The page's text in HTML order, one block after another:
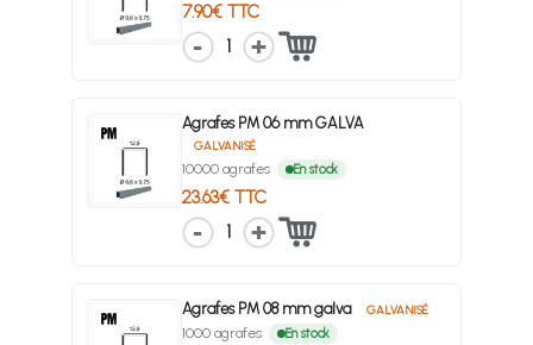
7.90€ TTC
1
Agrafes PM 06 mm GALVA
GALVANISÉ
10000 agrafes En stock
23.63€ TTC
1
Agrafes PM 08 mm galva GALVANISÉ
1000 agrafes En stock